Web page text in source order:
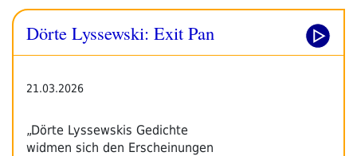
Dörte Lyssewski: Exit Pan
21.03.2026
„Dörte Lyssewskis Gedichte
widmen sich den Erscheinungen